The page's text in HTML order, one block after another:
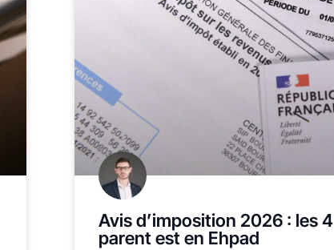
Avis d’imposition 2026 : les
parent est en Ehpad